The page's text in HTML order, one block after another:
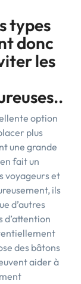
types
donc
les
option
plus
une grande
fait un
voyageurs et
ils
d’autres
d’attention
des bâtons
aider à